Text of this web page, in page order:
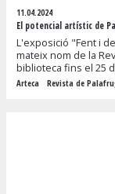
11.04.2024
El potencial artístic de
L'exposició "Fent i
mateix nom de la
biblioteca fins el 25
Arteca Revista de